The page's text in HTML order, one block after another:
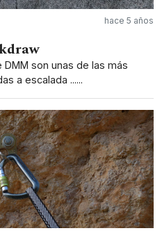
hace 5 años
son unas de las más
a escalada ......